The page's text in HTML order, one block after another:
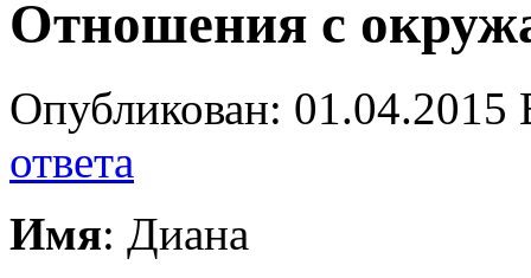
Отношения с
Опубликован:
ответа
Имя: Диана